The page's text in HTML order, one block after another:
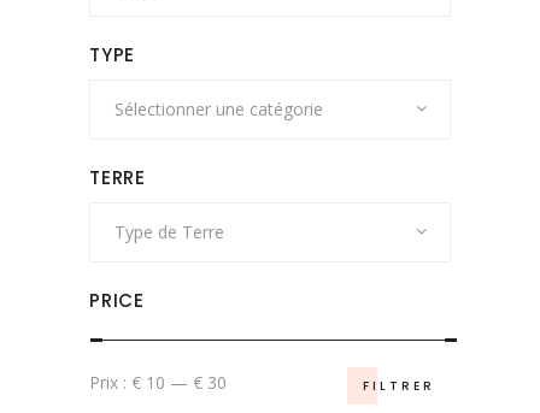
TYPE
Sélectionner une catégorie
TERRE
Type de Terre
PRICE
Prix
Prix
FILTRER
Prix : € 10 — € 30